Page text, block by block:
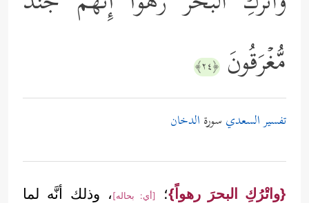
مُّغۡرَقُونَ ﴿٢٤﴾
تفسير السعدي سورة الدخان
{واتْرُكِ البحرَ رهواً}؛ [أي: بحاله]، وذلك أنَّه لما